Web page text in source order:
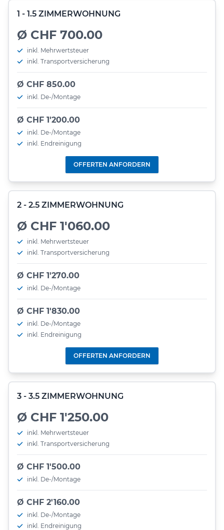
1 - 1.5 ZIMMERWOHNUNG
Ø CHF 700.00
inkl. Mehrwertsteuer
inkl. Transportversicherung
Ø CHF 850.00
inkl. De-/Montage
Ø CHF 1'200.00
inkl. De-/Montage
inkl. Endreinigung
OFFERTEN ANFORDERN
2 - 2.5 ZIMMERWOHNUNG
Ø CHF 1'060.00
inkl. Mehrwertsteuer
inkl. Transportversicherung
Ø CHF 1'270.00
inkl. De-/Montage
Ø CHF 1'830.00
inkl. De-/Montage
inkl. Endreinigung
OFFERTEN ANFORDERN
3 - 3.5 ZIMMERWOHNUNG
Ø CHF 1'250.00
inkl. Mehrwertsteuer
inkl. Transportversicherung
Ø CHF 1'500.00
inkl. De-/Montage
Ø CHF 2'160.00
inkl. De-/Montage
inkl. Endreinigung